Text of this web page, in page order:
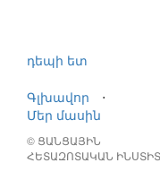
դեպի ետ
Գլխավոր
⋅
Մեր մասին
© ՑԱՆՑԱՅԻՆ
ՀԵՏԱԶՈՏԱԿԱՆ